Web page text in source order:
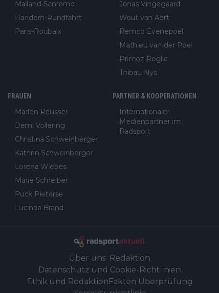
Mailand-Sanremo
Flandern-Rundfahrt
Paris-Roubaix
Jonas Vingegaard
Wout van Aert
Remco Evenepoel
Mathieu van der Poel
Primoz Roglic
Thibau Nys
FRAUEN
Marlen Reusser
Demi Vollering
Christina Schweinberger
Kathrin Schweinberger
Lorena Wiebes
Marie Schreiber
Puck Pieterse
Lucinda Brand
PARTNER & KOOPERATIONEN
Internationaler
Medienpartner im
Radsport
Über uns Redaktion
Datenschutz und Cookie-Richtlinien
Ethik und RedaktionFakten Überprüfung